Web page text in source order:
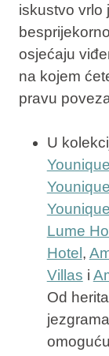
iskustvo vrlo
osjećaju
na kojem
pravu
U
Lume
Hotel ,
Villas i
Od